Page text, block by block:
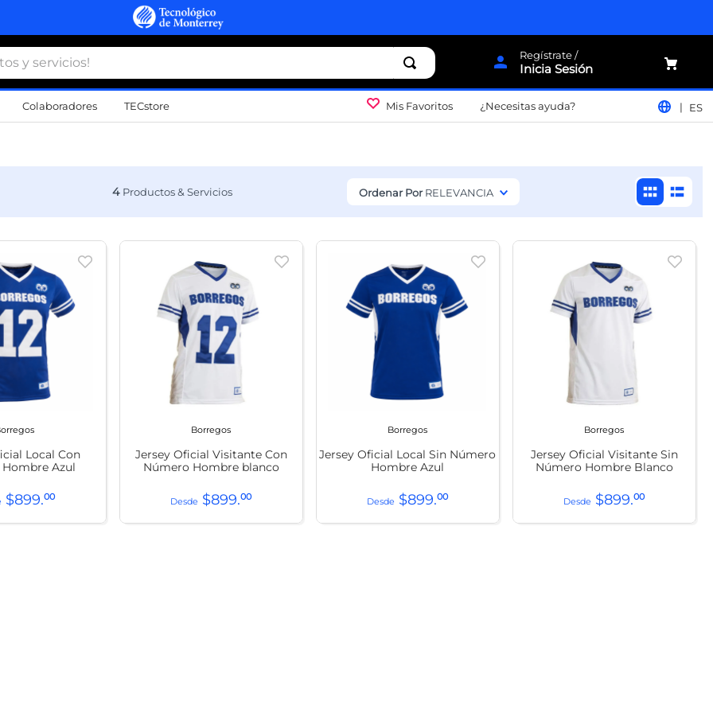
servicios!
Inicia Sesión
Colaboradores TECstore Mis Favoritos ¿Necesitas ayuda? ES
4 Ordenar Por RELEVANCIA
Local Con
Azul
$899.00
Borregos
Jersey Oficial Visitante Con
Número Hombre blanco
$899.00
Borregos
Jersey Oficial Local Sin Número
Hombre Azul
$899.00
Borregos
Jersey Oficial Visitante Sin
Número Hombre Blanco
$899.00